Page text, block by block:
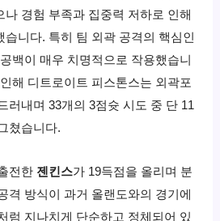
나 경험 부족과 집중력 저하로 인해
니다. 특히 팀 외곽 공격의 핵심인
백이 매우 치명적으로 작용했습니
해 디트로이트 피스톤스는 외곽포
러내며 33개의 3점슛 시도 중 단 11
쳤습니다.
전한 젠킨스가 19득점을 올리며 분
격 방식이 과거 올랜도와의 경기에
럼 지나치게 단순하고 정체되어 있